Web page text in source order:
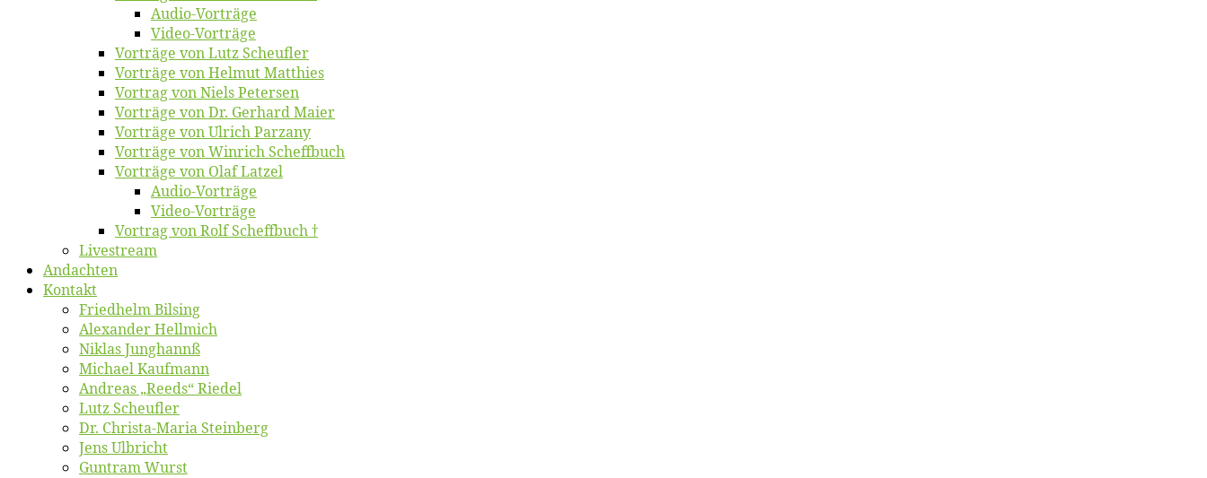
Au­dio-Vor­trä­ge
Vi­deo-Vor­trä­ge
Vor­trä­ge von Lutz Scheufler
Vor­trä­ge von Hel­mut Matthies
Vor­trag von Niels Petersen
Vor­trä­ge von Dr. Ger­hard Maier
Vor­trä­ge von Ul­rich Parzany
Vor­trä­ge von Win­rich Scheffbuch
Vor­trä­ge von Olaf Latzel
Au­dio-Vor­trä­ge
Vi­deo-Vor­trä­ge
Vor­trag von Rolf Scheffbuch †
Live­stream
An­dach­ten
Kon­takt
Fried­helm Bilsing
Alex­an­der Hellmich
Ni­klas Junghannß
Mi­cha­el Kaufmann
An­dre­as „Reeds“ Riedel
Lutz Scheuf­ler
Dr. Chris­­ta-Ma­ria Steinberg
Jens Ulb­richt
Gun­tram Wurst